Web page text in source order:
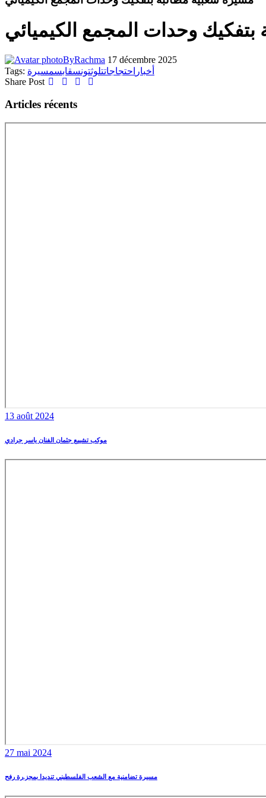
وحدات المجمع الكيميائي
ByRachma 17 décembre 2025
Tags:
أخبار احتجاجاتتلوثتونسقابسمسيرة
Share Post
Articles récents
13 août 2024
موكب تشييع جثمان الفنان ياسر جرادي
27 mai 2024
مسيرة تضامنية مع الشعب الفلسطيني تنديدا بمجز.رة رفح